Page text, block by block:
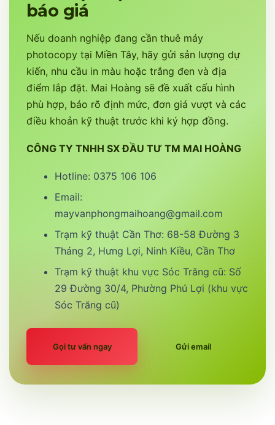
báo giá
Nếu doanh nghiệp đang cần thuê máy
photocopy tại Miền Tây, hãy gửi sản lượng dự
kiến, nhu cầu in màu hoặc trắng đen và địa
điểm lắp đặt. Mai Hoàng sẽ đề xuất cấu hình
phù hợp, báo rõ định mức, đơn giá vượt và các
điều khoản kỹ thuật trước khi ký hợp đồng.
CÔNG TY TNHH SX ĐẦU TƯ TM MAI HOÀNG
Hotline: 0375 106 106
Email:
mayvanphongmaihoang@gmail.com
Trạm kỹ thuật Cần Thơ: 68-58 Đường 3
Tháng 2, Hưng Lợi, Ninh Kiều, Cần Thơ
Trạm kỹ thuật khu vực Sóc Trăng cũ: Số
29 Đường 30/4, Phường Phú Lợi (khu vực
Sóc Trăng cũ)
Gọi tư vấn ngay Gửi email